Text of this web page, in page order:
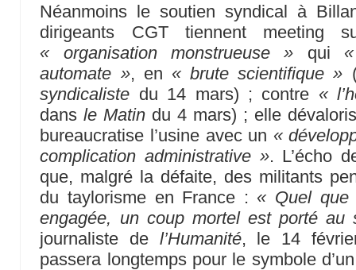
Néanmoins le soutien syndical à
dirigeants CGT tiennent meeting
« organisation monstrueuse » qui
automate », en « brute scientifique »
syndicaliste du 14 mars) ; contre «
dansle Matin du 4 mars) ; elle
bureaucratise l’usine avec un «
complication administrative ». L’écho
que, malgré la défaite, des militants
du taylorisme en France : « Quel
engagée, un coup mortel est porté au
journaliste de l’Humanité, le 14
passera longtemps pour le symbole